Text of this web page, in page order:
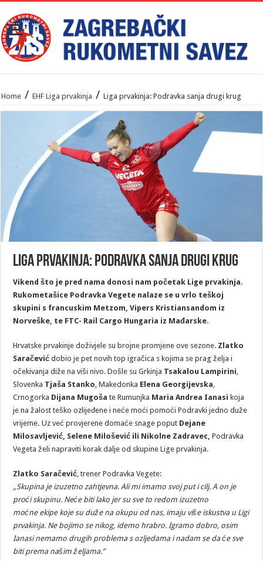
Home / EHF Liga prvakinja / Liga prvakinja: Podravka sanja drugi krug
Liga prvakinja: Podravka sanja drugi krug
Vikend što je pred nama donosi nam početak Lige prvakinja.
Rukometašice Podravka Vegete nalaze se u vrlo teškoj
skupini s francuskim Metzom, Vipers Kristiansandom iz
Norveške, te FTC- Rail Cargo Hungaria iz Mađarske.
Hrvatske prvakinje doživjele su brojne promjene ove sezone. Zlatko
Saračević dobio je pet novih top igračica s kojima se prag želja i
očekivanja diže na viši nivo. Došle su Grkinja Tsakalou Lampirini,
Slovenka Tjaša Stanko, Makedonka Elena Georgijevska,
Crnogorka Dijana Mugošate Rumunjka Maria Andrea Ianasi koja
je na žalost teško ozlijeđene i neće moći pomoći Podravki jedno duže
vrijeme.Uz već provjerene domaće snage poput Dejane
Milosavljević, Selene Milošević ili Nikolne Zadravec,Podravka
Vegeta želi napraviti korak dalje od skupine Lige prvakinja.
Zlatko Saračević, trener Podravka Vegete:
„Skupina je izuzetno zahtjevna. Ali mi imamo svoj put i cilj. A on je
proći skupinu. Neće biti lako jer su sve to redom izuzetno
moćne ekipe koje su duže na okupu od nas, imaju više iskustva u Ligi
prvakinja. Ne bojimo se nikog, idemo hrabro. Igramo dobro, osim
Ianasi nemamo drugih problema s ozljedama i nadam se da će sve
biti prema našim željama.”